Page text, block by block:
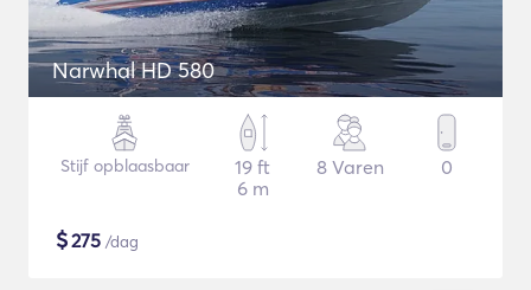
Narwhal HD 580
Stijf opblaasbaar
19 ft
6 m
8 Varen 0
$275 /dag